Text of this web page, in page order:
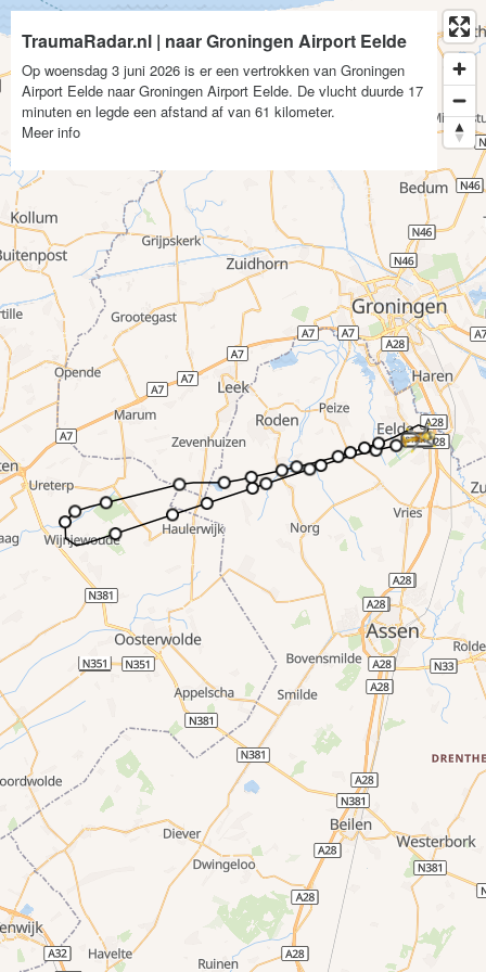
TraumaRadar.nl | naar Groningen Airport Eelde
Op woensdag 3 juni 2026 is er een vertrokken van Groningen
Airport Eelde naar Groningen Airport Eelde. De vlucht duurde 17
minuten en legde een afstand af van 61 kilometer.
Meer info